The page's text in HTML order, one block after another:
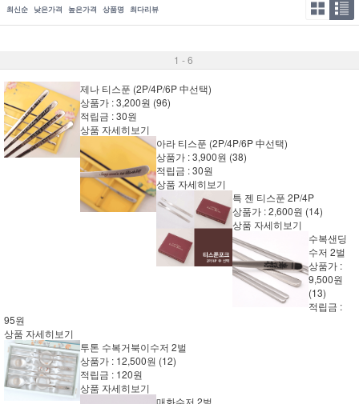
최신순 낮은가격 높은가격 상품명 최다리뷰
1 - 6
제나 티스푼 (2P/4P/6P 中선택)
상품가 :3,200원 (96)
적립금 :30원
상품 자세히보기
아라 티스푼 (2P/4P/6P 中선택)
상품가 :3,900원 (38)
적립금 :30원
상품 자세히보기
특 젠 티스푼 2P/4P
상품가 :2,600원 (14)
상품 자세히보기
수복샌딩
수저 2벌
상품가 :
9,500원
(13)
적립금 :
95원
상품 자세히보기
투톤 수복거북이수저 2벌
상품가 : 12,500원 (12)
적립금 : 120원
상품 자세히보기
매화수저 2벌